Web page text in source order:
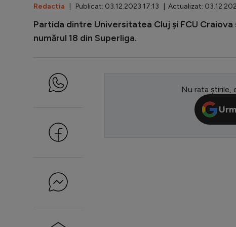
Redactia | Publicat: 03.12.2023 17:13 | Actualizat:
Partida dintre Universitatea Cluj și FCU
numărul 18 din Superliga.
Nu rata știrile,